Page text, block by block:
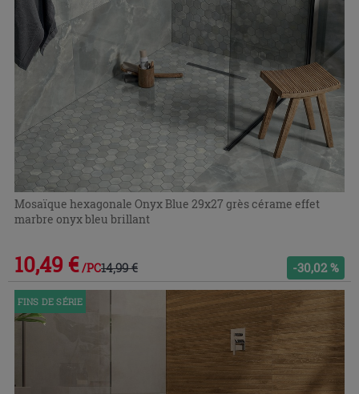
Mosaïque hexagonale Onyx Blue 29x27 grès cérame effet
marbre onyx bleu brillant
10,49 € /PC14,99 € -30,02 %
FINS DE SÉRIE